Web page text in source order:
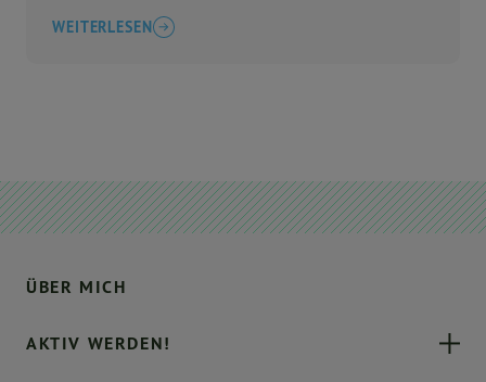
WEITERLESEN
ÜBER MICH
AKTIV WERDEN!